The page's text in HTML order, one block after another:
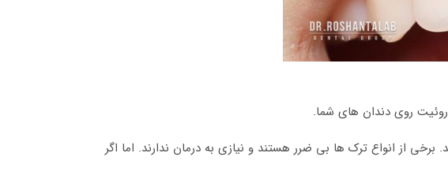
روی دندان های شما.
از انواع ترک ها بی ضرر هستند و نیازی به درمان ندارند. اما اگر